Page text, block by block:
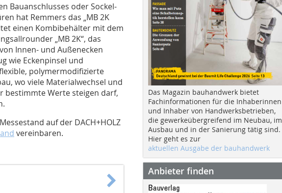
Bauanschlusses oder Sockel-
hat Remmers das „MB 2K
einen Kombibehälter mit dem
„MB 2K“, das
Innen- und Außenecken
wie Eckenpinsel und
polymermodifizierte
wo viele Materialwechsel und
bestimmte Werte steigen darf,
auf der DACH+HOLZ
vereinbaren.
Das Magazin bauhandwerk bietet
Fachinformationen für die Inhaberinnen
und Inhaber von Handwerksbetrieben,
die gewerkeübergreifend im Neubau, im
Ausbau und in der Sanierung tätig sind.
Hier geht es zur
aktuellen Ausgabe der bauhandwerk
Anbieter finden